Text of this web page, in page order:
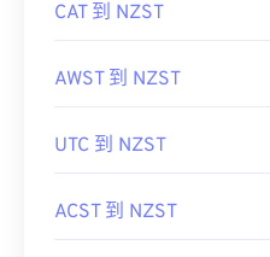
CAT 到 NZST
AWST 到 NZST
UTC 到 NZST
ACST 到 NZST